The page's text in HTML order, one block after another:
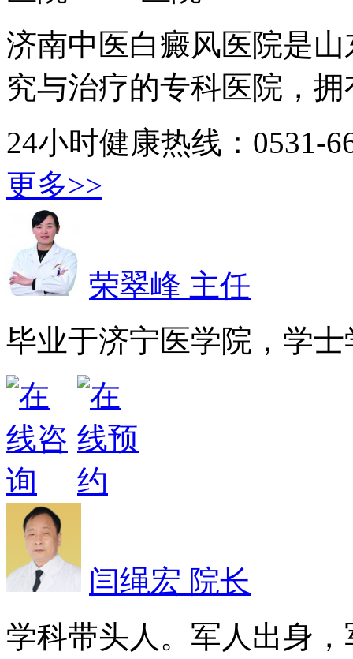
济南中医白癜风医院是
究与治疗的专科医院，
24小时健康热线：0531-
更多>>
荣翠峰 主任
毕业于济宁医学院，学
闫绳宏 院长
学科带头人。军人出身